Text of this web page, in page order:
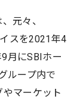
元々、
スを2021年4
月にSBIホー
ループ内で
マーケット